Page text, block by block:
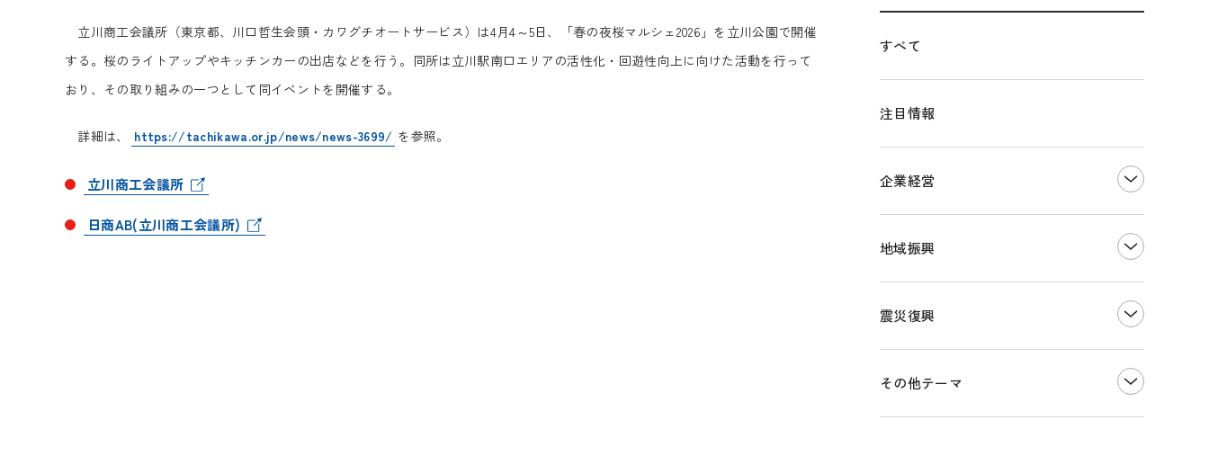
立川商工会議所（東京都、川口哲生会頭・カワグチオートサービス）は4月4～5日、「春の夜桜マルシェ2026」を立川公園で開催
する。桜のライトアップやキッチンカーの出店などを行う。同所は立川駅南口エリアの活性化・回遊性向上に向けた活動を行って
おり、その取り組みの一つとして同イベントを開催する。
詳細は、 https://tachikawa.or.jp/news/news-3699/ を参照。
立川商工会議所
日商AB(立川商工会議所)
すべて
注目情報
企業経営
地域振興
震災復興
その他テーマ